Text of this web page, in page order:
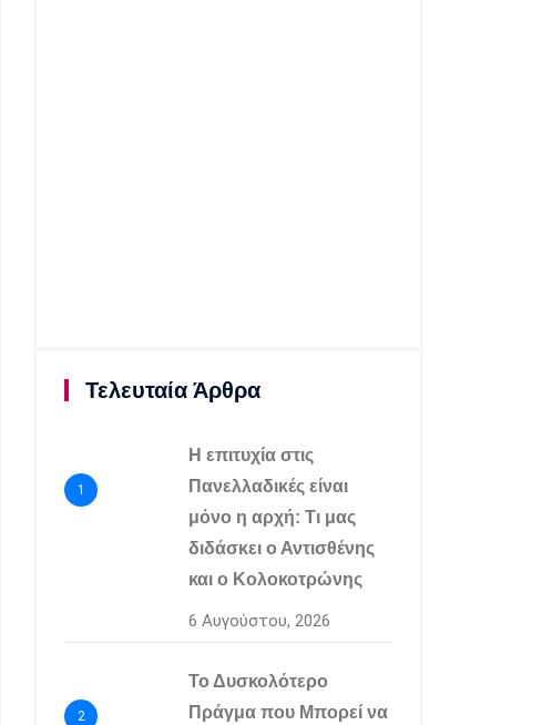
Τελευταία Άρθρα
1
Η επιτυχία στις
Πανελλαδικές είναι
μόνο η αρχή: Τι μας
διδάσκει ο Αντισθένης
και ο Κολοκοτρώνης
6 Αυγούστου, 2026
2
Το Δυσκολότερο
Πράγμα που Μπορεί να